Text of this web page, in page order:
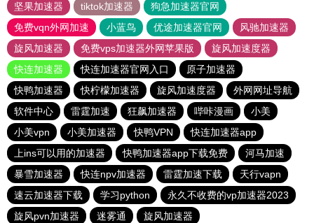
坚果加速器
tiktok加速器
狗急加速器官网
免费vqn外网加速
小蓝鸟 优途加速器官网
风驰加速器
旋风加速器
免费vps加速器外网苹果版
旋风加速度器
快连加速器
快连加速器官网入口
原子加速器
快鸭加速器
快柠檬加速器 旋风加速度器
外网网址导航
软件中心
雷霆加速 狂飙加速器 哔咔漫画
小美
小美vpn
小美加速器 快鸭VPN
快连加速器app
上ins可以用的加速器
快鸭加速器app下载免费
河马加速
暴雪加速器
快连npv加速器 雷霆加速下载
天行vapn
速云加速器下载
学习python
永久不收费的vp加速器2023
旋风pvn加速器
迷雾通
旋风加速器